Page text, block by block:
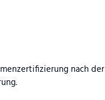
nach der